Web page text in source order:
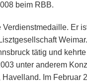
beim RBB.
Er
tätig und
unter anderem
Im Februar